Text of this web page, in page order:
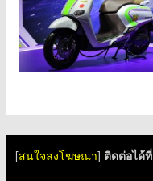
[สนใจลงโฆษณา] ติดต่อได้ที่